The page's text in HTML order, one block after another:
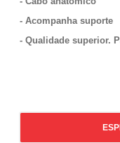
- Acompanha suporte
- Qualidade superior.